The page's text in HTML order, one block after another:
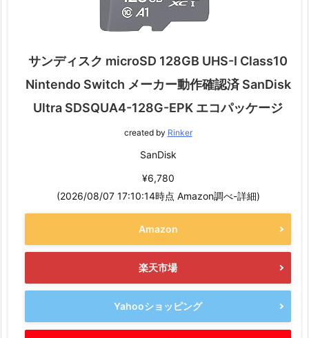
サンディスク microSD 128GB UHS-I Class10
Nintendo Switch メーカー動作確認済 SanDisk
Ultra SDSQUA4-128G-EPK エコパッケージ
created by Rinker
SanDisk
¥6,780
(2026/08/07 17:10:14時点 Amazon調べ-詳細)
Amazon
楽天市場
Yahooショッピング